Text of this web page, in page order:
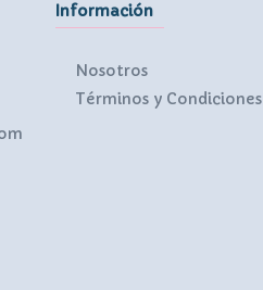
Información
Nosotros
Términos y Condiciones